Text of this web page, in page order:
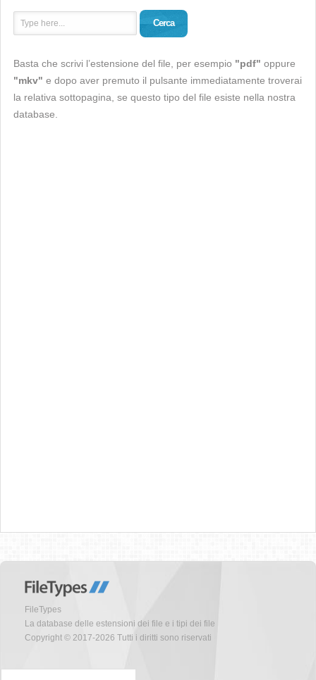
Cerca
Basta che scrivi l’estensione del file, per esempio "pdf" oppure
"mkv" e dopo aver premuto il pulsante immediatamente troverai
la relativa sottopagina, se questo tipo del file esiste nella nostra
database.
FileTypes
La database delle estensioni dei file e i tipi dei file
Copyright © 2017-2026 Tutti i diritti sono riservati